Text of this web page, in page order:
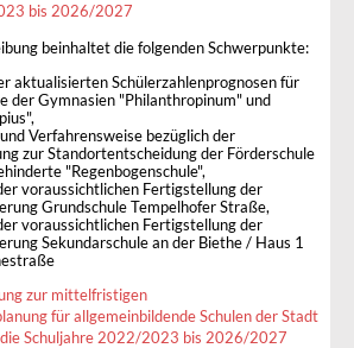
bis 2026/2027
beinhaltet die folgenden Schwerpunkte:
aktualisierten Schülerzahlenprognosen für
der Gymnasien "Philanthropinum" und
Verfahrensweise bezüglich der
zur Standortentscheidung der Förderschule
"Regenbogenschule",
voraussichtlichen Fertigstellung der
Grundschule Tempelhofer Straße,
voraussichtlichen Fertigstellung der
Sekundarschule an der Biethe / Haus 1
zur mittelfristigen
für allgemeinbildende Schulen der Stadt
Schuljahre 2022/2023 bis 2026/2027